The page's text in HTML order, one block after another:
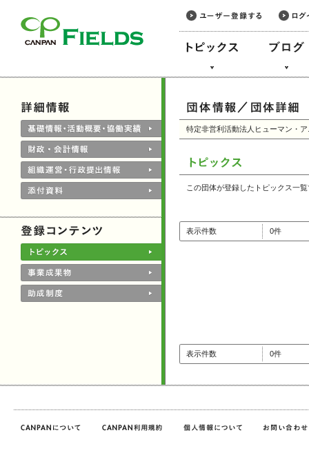
特定非営利活動法人ヒューマン・
この団体が登録したトピックス一
表示件数 0件
表示件数 0件